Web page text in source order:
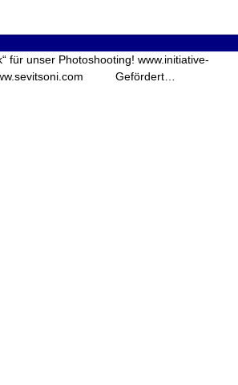
für unser Photoshooting! www.initiative-
www.sevitsoni.com Gefördert…